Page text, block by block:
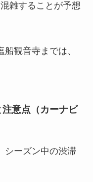
雑することが予想
船観音寺までは、
意点（カーナビ
シーズン中の渋滞